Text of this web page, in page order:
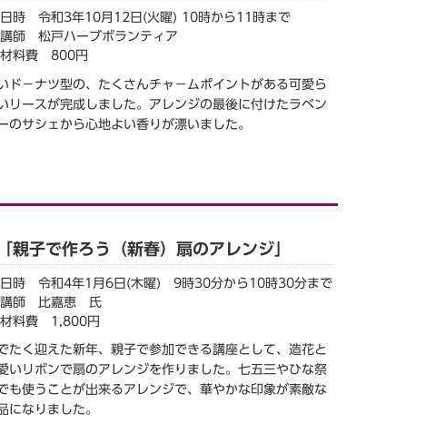
日時 令和3年10月12日(火曜) 10時から11時まで
講師 松戸ハーブボランティア
材料費 800円
ド－ナツ型の、たくさんチャ－ムポイントがある可愛ら
リースが完成しました。アレンジの最後に付けたラベン
のサシェから心地よい香りが漂いました。
「親子で作ろう（新春）扇のアレンジ」
日時 令和4年1月6日(木曜) 9時30分から10時30分まで
講師 比嘉恵 氏
材料費 1,800円
たく迎えた新年、親子で参加できる講座として、造花と
いリボンで扇のアレンジを作りました。七五三やひな祭
も使うことが出来るアレンジで、華やかな印象が素敵な
になりました。